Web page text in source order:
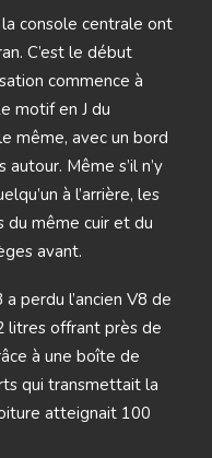
console centrale ont
C’est le début
commence à
motif en J du
même, avec un bord
Même s’il n’y
à l’arrière, les
du même cuir et du
avant.
perdu l’ancien V8 de
litres offrant près de
à une boîte de
qui transmettait la
atteignait 100